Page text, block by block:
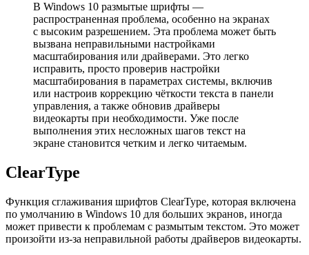
В Windows 10 размытые шрифты —
распространенная проблема, особенно на экранах
с высоким разрешением. Эта проблема может быть
вызвана неправильными настройками
масштабирования или драйверами. Это легко
исправить, просто проверив настройки
масштабирования в параметрах системы, включив
или настроив коррекцию чёткости текста в панели
управления, а также обновив драйверы
видеокарты при необходимости. Уже после
выполнения этих несложных шагов текст на
экране становится четким и легко читаемым.
ClearType
Функция сглаживания шрифтов ClearType, которая включена
по умолчанию в Windows 10 для больших экранов, иногда
может привести к проблемам с размытым текстом. Это может
произойти из-за неправильной работы драйверов видеокарты.